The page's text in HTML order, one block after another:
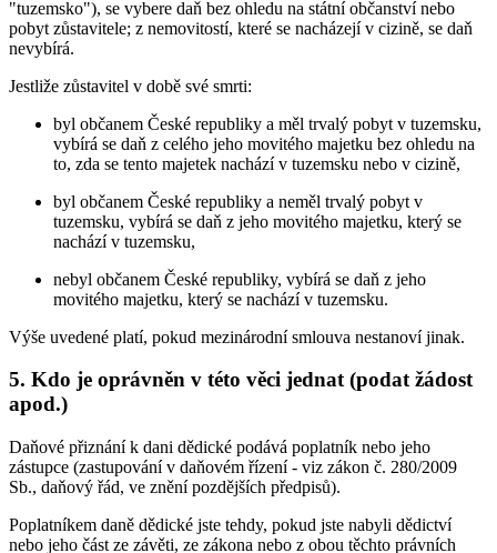
"tuzemsko"), se vybere daň bez ohledu na státní občanství nebo
pobyt zůstavitele; z nemovitostí, které se nacházejí v cizině, se daň
nevybírá.
Jestliže zůstavitel v době své smrti:
byl občanem České republiky a měl trvalý pobyt v tuzemsku,
vybírá se daň z celého jeho movitého majetku bez ohledu na
to, zda se tento majetek nachází v tuzemsku nebo v cizině,
byl občanem České republiky a neměl trvalý pobyt v
tuzemsku, vybírá se daň z jeho movitého majetku, který se
nachází v tuzemsku,
nebyl občanem České republiky, vybírá se daň z jeho
movitého majetku, který se nachází v tuzemsku.
Výše uvedené platí, pokud mezinárodní smlouva nestanoví jinak.
5. Kdo je oprávněn v této věci jednat (podat žádost
apod.)
Daňové přiznání k dani dědické podává poplatník nebo jeho
zástupce (zastupování v daňovém řízení - viz zákon č. 280/2009
Sb., daňový řád, ve znění pozdějších předpisů).
Poplatníkem daně dědické jste tehdy, pokud jste nabyli dědictví
nebo jeho část ze závěti, ze zákona nebo z obou těchto právních